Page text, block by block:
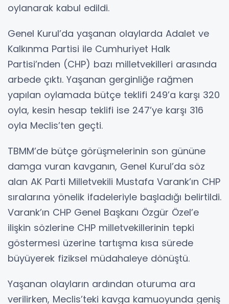
oylanarak kabul edildi.
Genel Kurul’da yaşanan olaylarda Adalet ve
Kalkınma Partisi ile Cumhuriyet Halk
Partisi’nden (CHP) bazı milletvekilleri arasında
arbede çıktı. Yaşanan gerginliğe rağmen
yapılan oylamada bütçe teklifi 249’a karşı 320
oyla, kesin hesap teklifi ise 247’ye karşı 316
oyla Meclis’ten geçti.
TBMM’de bütçe görüşmelerinin son gününe
damga vuran kavganın, Genel Kurul’da söz
alan AK Parti Milletvekili Mustafa Varank’ın CHP
sıralarına yönelik ifadeleriyle başladığı belirtildi.
Varank’ın CHP Genel Başkanı Özgür Özel’e
ilişkin sözlerine CHP milletvekillerinin tepki
göstermesi üzerine tartışma kısa sürede
büyüyerek fiziksel müdahaleye dönüştü.
Yaşanan olayların ardından oturuma ara
verilirken, Meclis’teki kavga kamuoyunda geniş